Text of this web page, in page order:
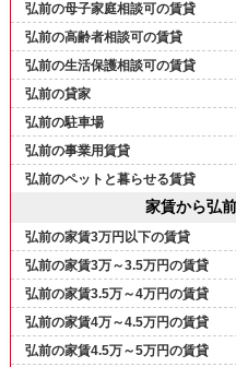
弘前の母子家庭相談可の賃貸
弘前の高齢者相談可の賃貸
弘前の生活保護相談可の賃貸
弘前の貸家
弘前の駐車場
弘前の事業用賃貸
弘前のペットと暮らせる賃貸
家賃から弘
弘前の家賃3万円以下の賃貸
弘前の家賃3万～3.5万円の賃貸
弘前の家賃3.5万～4万円の賃貸
弘前の家賃4万～4.5万円の賃貸
弘前の家賃4.5万～5万円の賃貸